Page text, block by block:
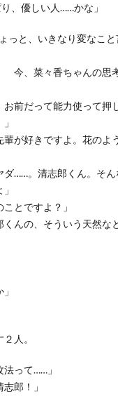
、優しい人……かな」
っと、いきなり変なこと
今、菜々香ちゃんの
お前だって能力使って押
が好きですよ。花のよ
ダ……。清志郎くん。そ
とですよ？」
んの、そういう天然な
人。
って……」
郎！」